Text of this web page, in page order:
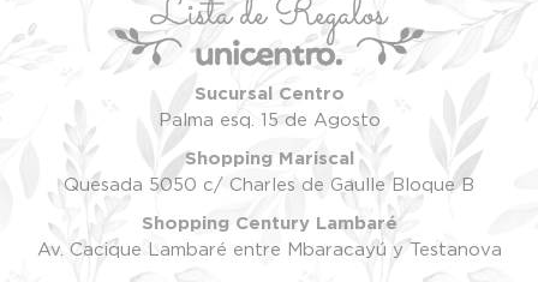
Sucursal Centro
Palma esq. 15 de Agosto
Shopping Mariscal
Quesada 5050 c/ Charles de Gaulle Bloque B
Shopping Century Lambaré
Av. Cacique Lambaré entre Mbaracayú y Testanova